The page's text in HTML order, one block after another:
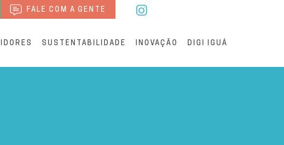
FALE COM A GENTE
SUSTENTABILIDADE INOVAÇÃO DIGI IGUÁ